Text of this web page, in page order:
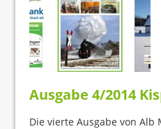
Ausgabe 4/2014
Die vierte Ausgabe von Alb